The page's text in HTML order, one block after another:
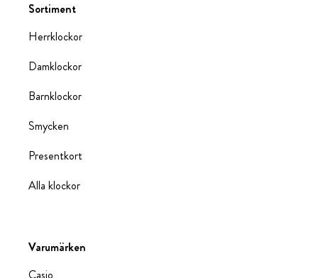
Sortiment
Herrklockor
Damklockor
Barnklockor
Smycken
Presentkort
Alla klockor
Varumärken